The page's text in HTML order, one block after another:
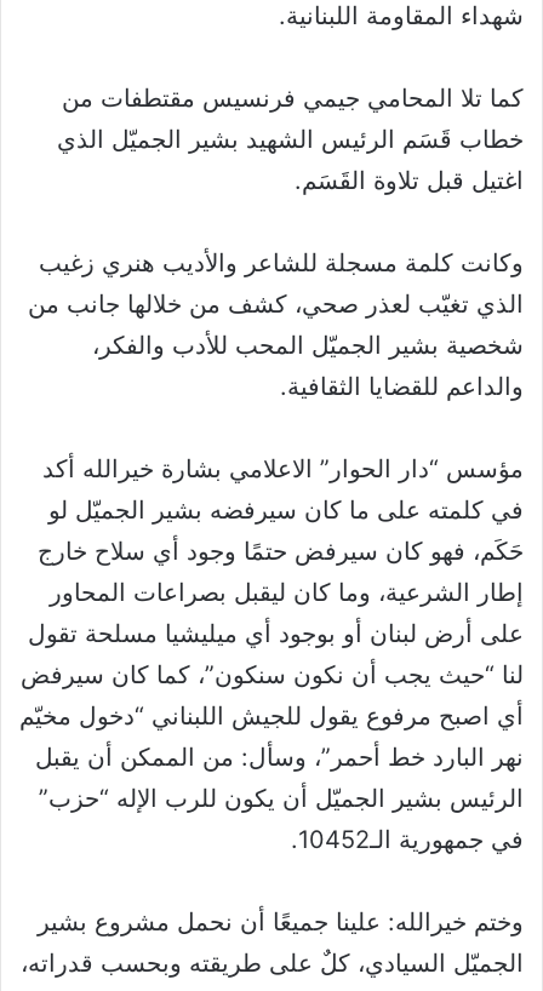
شهداء المقاومة اللبنانية.
كما تلا المحامي جيمي فرنسيس مقتطفات من
خطاب قَسَم الرئيس الشهيد بشير الجميّل الذي
اغتيل قبل تلاوة القَسَم.
وكانت كلمة مسجلة للشاعر والأديب هنري زغيب
الذي تغيّب لعذر صحي، كشف من خلالها جانب من
شخصية بشير الجميّل المحب للأدب والفكر،
والداعم للقضايا الثقافية.
مؤسس “دار الحوار” الاعلامي بشارة خيرالله أكد
في كلمته على ما كان سيرفضه بشير الجميّل لو
حَكَم، فهو كان سيرفض حتمًا وجود أي سلاح خارج
إطار الشرعية، وما كان ليقبل بصراعات المحاور
على أرض لبنان أو بوجود أي ميليشيا مسلحة تقول
لنا “حيث يجب أن نكون سنكون”، كما كان سيرفض
أي اصبح مرفوع يقول للجيش اللبناني “دخول مخيّم
نهر البارد خط أحمر”، وسأل: من الممكن أن يقبل
الرئيس بشير الجميّل أن يكون للرب الإله “حزب”
في جمهورية الـ10452.
وختم خيرالله: علينا جميعًا أن نحمل مشروع بشير
الجميّل السيادي، كلٌ على طريقته وبحسب قدراته،